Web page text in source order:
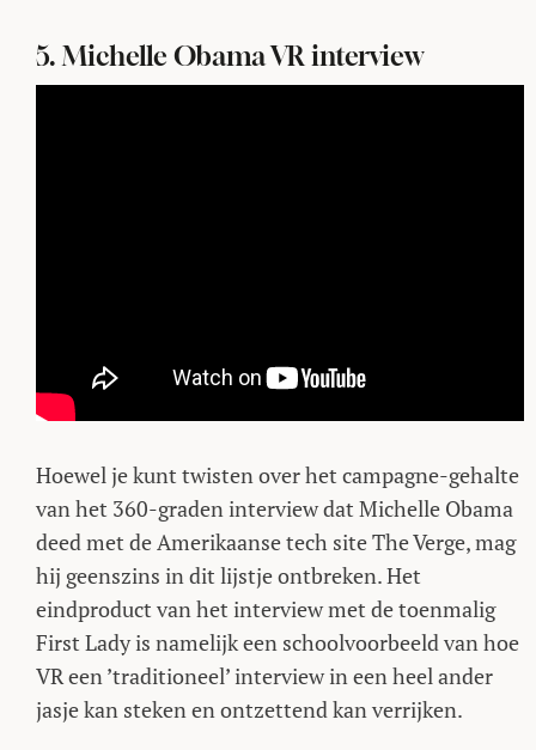
5. Michelle Obama VR interview
Hoewel je kunt twisten over het campagne-gehalte
van het 360-graden interview dat Michelle Obama
deed met de Amerikaanse tech site The Verge, mag
hij geenszins in dit lijstje ontbreken. Het
eindproduct van het interview met de toenmalig
First Lady is namelijk een schoolvoorbeeld van hoe
VR een ’traditioneel’ interview in een heel ander
jasje kan steken en ontzettend kan verrijken.